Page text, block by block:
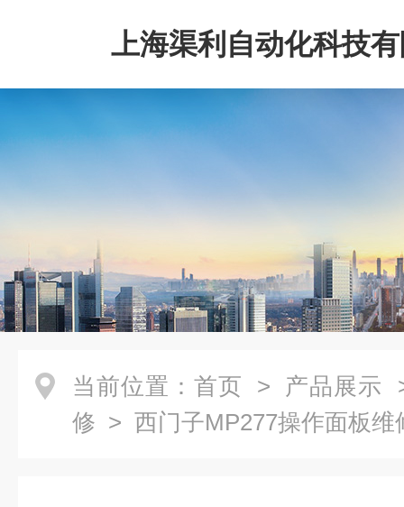
上海渠利自动化科技
当前位置： 首页 > 产品展示
修 > 西门子MP277操作面板维